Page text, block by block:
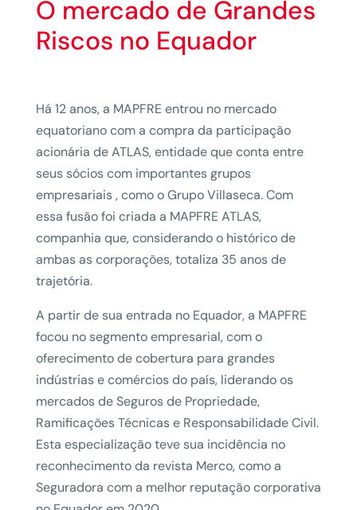
O mercado de Grandes
Riscos no Equador
Há 12 anos, a MAPFRE entrou no mercado
equatoriano com a compra da participação
acionária de ATLAS, entidade que conta entre
seus sócios com importantes grupos
empresariais , como o Grupo Villaseca. Com
essa fusão foi criada a MAPFRE ATLAS,
companhia que, considerando o histórico de
ambas as corporações, totaliza 35 anos de
trajetória.
A partir de sua entrada no Equador, a MAPFRE
focou no segmento empresarial, com o
oferecimento de cobertura para grandes
indústrias e comércios do país, liderando os
mercados de Seguros de Propriedade,
Ramificações Técnicas e Responsabilidade Civil.
Esta especialização teve sua incidência no
reconhecimento da revista Merco, como a
Seguradora com a melhor reputação corporativa